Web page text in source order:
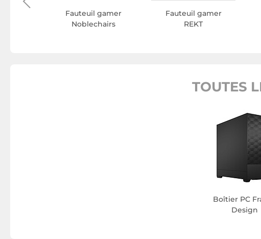
Fauteuil gamer
Noblechairs
Fauteuil gamer
REKT
TOUTES
Boîtier PC
Design